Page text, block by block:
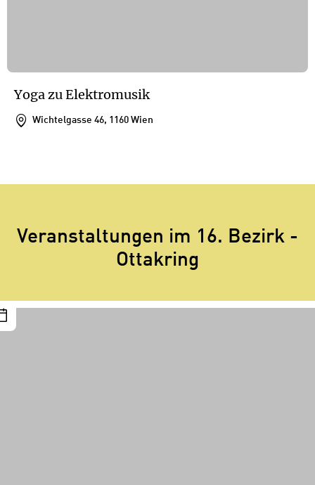
Yoga zu Elektromusik
Wichtelgasse 46, 1160 Wien
1
Veranstaltungen im 16. Bezirk -
Ottakring